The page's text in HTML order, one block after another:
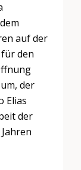
auf der
den
der
Elias
der